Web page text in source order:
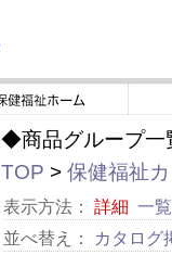
◆商品グループ一
TOP > 保健福祉
表示方法： 詳細 一覧
並べ替え：
カタログ